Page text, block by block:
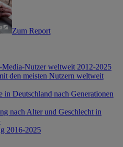
Zum Report
Media-Nutzer weltweit 2012-2025
den meisten Nutzern weltweit
in Deutschland nach Generationen
nach Alter und Geschlecht in
2016-2025